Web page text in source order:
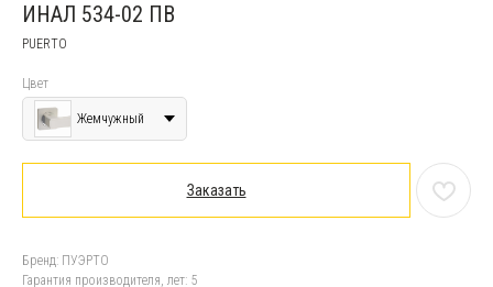
ИНАЛ 534-02 ПВ
PUERTO
Цвет
Жемчужный
Заказать
Бренд: ПУЭРТО
Гарантия производителя, лет: 5